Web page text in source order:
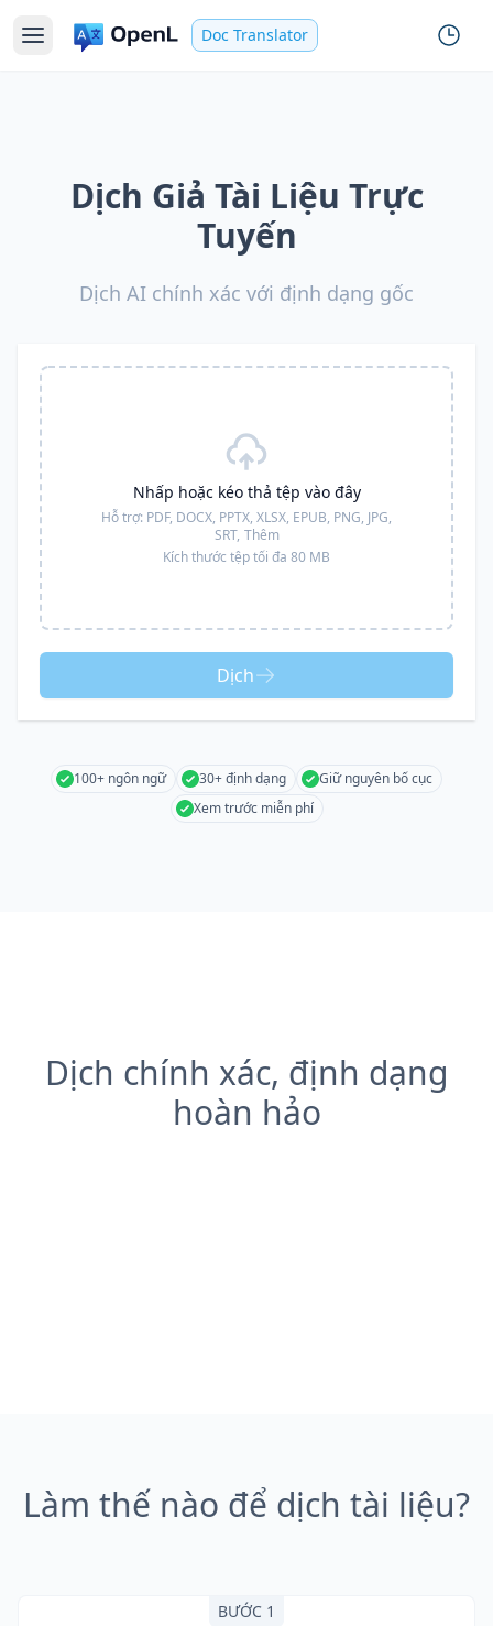
Doc Translator
Dịch Giả Tài Liệu Trực
Tuyến
Dịch AI chính xác với định dạng gốc
Nhấp hoặc kéo thả tệp vào đây
Hỗ trợ: PDF, DOCX, PPTX, XLSX, EPUB, PNG, JPG,
SRT, Thêm
Kích thước tệp tối đa 80 MB
Dịch
100+ ngôn ngữ 30+ định dạng
Giữ nguyên bố cục
Xem trước miễn phí
Dịch chính xác, định dạng
hoàn hảo
Làm thế nào để dịch tài liệu?
BƯỚC 1